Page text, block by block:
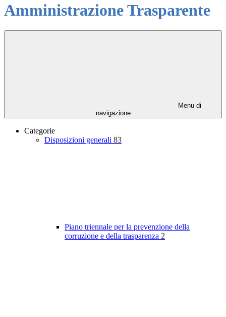
Amministrazione Trasparente
Menu di
navigazione
Categorie
Disposizioni generali 83
Piano triennale per la prevenzione della
corruzione e della trasparenza 2